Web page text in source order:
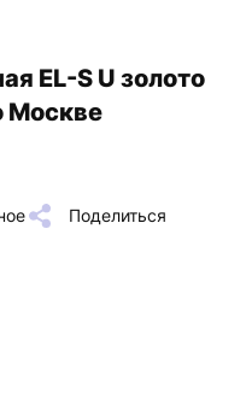
EL-S U золото
Москве
Поделиться